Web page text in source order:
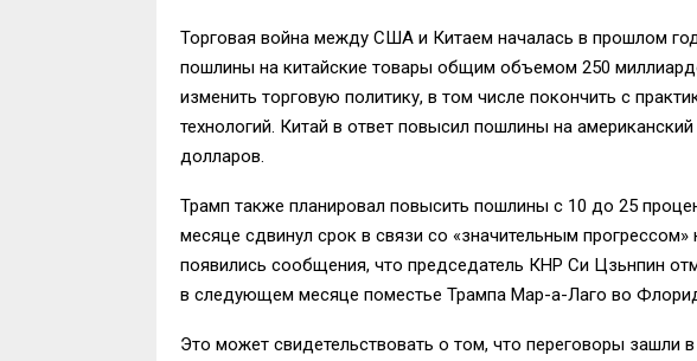
Торговая война между США и Китаем началась в прошлом
пошлины на китайские товары общим объемом 250
изменить торговую политику, в том числе покончить с
технологий. Китай в ответ повысил пошлины на
долларов.
Трамп также планировал повысить пошлины с 10 до 25
месяце сдвинул срок в связи со «значительным прогрессом»
появились сообщения, что председатель КНР Си Цзьнпин
в следующем месяце поместье Трампа Мар-а-Лаго во
Это может свидетельствовать о том, что переговоры зашли